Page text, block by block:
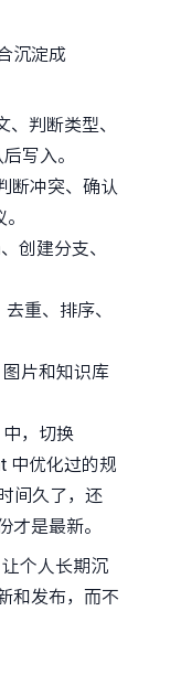
沉淀成
判断类型、
写入。
断冲突、确认
创建分支、
重、排序、
片和知识库
，切换
中优化过的规
间久了，还
才是最新。
个人长期沉
和发布，而不